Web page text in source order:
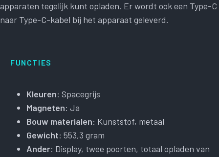
apparaten tegelijk kunt opladen. Er wordt ook een Type-C
naar Type-C-kabel bij het apparaat geleverd.
FUNCTIES
Kleuren: Spacegrijs
Magneten: Ja
Bouw materialen: Kunststof, metaal
Gewicht: 553,3 gram
Ander: Display, twee poorten, totaal opladen van